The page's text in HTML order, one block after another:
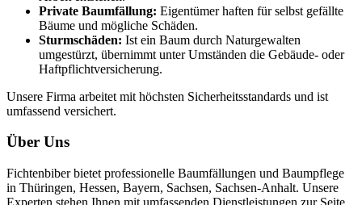
Private Baumfällung: Eigentümer haften für selbst gefällte
Bäume und mögliche Schäden.
Sturmschäden: Ist ein Baum durch Naturgewalten
umgestürzt, übernimmt unter Umständen die Gebäude- oder
Haftpflichtversicherung.
Unsere Firma arbeitet mit höchsten Sicherheitsstandards und ist
umfassend versichert.
Über Uns
Fichtenbiber bietet professionelle Baumfällungen und Baumpflege
in Thüringen, Hessen, Bayern, Sachsen, Sachsen-Anhalt. Unsere